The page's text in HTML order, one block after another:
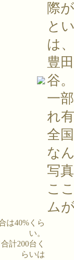
際
と
は、
豊
谷。
一
れ
全
な
写
こ
ム
は40%くら
い。
計200台く
らいは